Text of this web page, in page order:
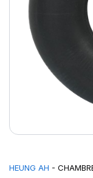
HEUNG AH -